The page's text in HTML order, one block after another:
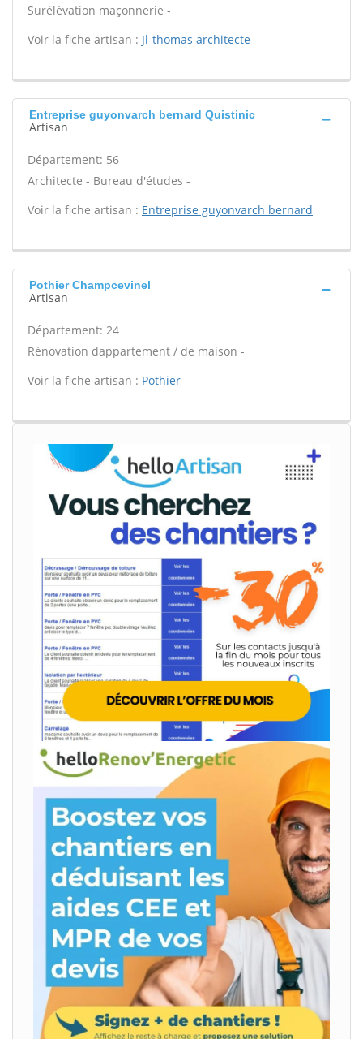
Surélévation maçonnerie -
Voir la fiche artisan : Jl-thomas architecte
Entreprise guyonvarch bernard Quistinic
Artisan
Département: 56
Architecte - Bureau d'études -
Voir la fiche artisan : Entreprise guyonvarch bernard
Pothier Champcevinel
Artisan
Département: 24
Rénovation dappartement / de maison -
Voir la fiche artisan : Pothier